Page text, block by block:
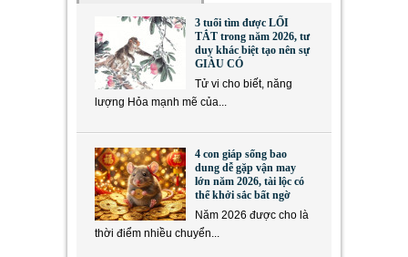
3 tuổi tìm được LỐI
TẮT trong năm 2026, tư
duy khác biệt tạo nên sự
GIÀU CÓ
Tử vi cho biết, năng
lượng Hỏa mạnh mẽ của...
4 con giáp sống bao
dung dễ gặp vận may
lớn năm 2026, tài lộc có
thể khởi sắc bất ngờ
Năm 2026 được cho là
thời điểm nhiều chuyển...